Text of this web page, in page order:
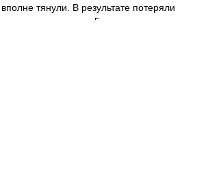
вполне тянули. В результате потеряли
хорошего гендира и 5 лет с нетренером.